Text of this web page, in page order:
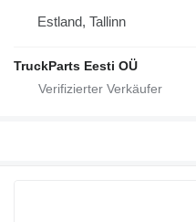
Estland, Tallinn
TruckParts Eesti OÜ